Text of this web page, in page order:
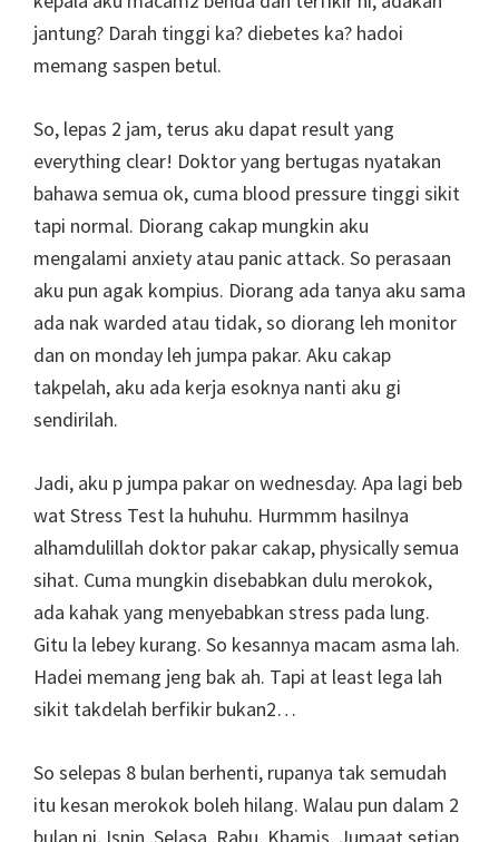
jantung? Darah tinggi ka? diebetes ka? hadoi
memang saspen betul.
So, lepas 2 jam, terus aku dapat result yang
everything clear! Doktor yang bertugas nyatakan
bahawa semua ok, cuma blood pressure tinggi sikit
tapi normal. Diorang cakap mungkin aku
mengalami anxiety atau panic attack. So perasaan
aku pun agak kompius. Diorang ada tanya aku sama
ada nak warded atau tidak, so diorang leh monitor
dan on monday leh jumpa pakar. Aku cakap
takpelah, aku ada kerja esoknya nanti aku gi
sendirilah.
Jadi, aku p jumpa pakar on wednesday. Apa lagi beb
wat Stress Test la huhuhu. Hurmmm hasilnya
alhamdulillah doktor pakar cakap, physically semua
sihat. Cuma mungkin disebabkan dulu merokok,
ada kahak yang menyebabkan stress pada lung.
Gitu la lebey kurang. So kesannya macam asma lah.
Hadei memang jeng bak ah. Tapi at least lega lah
sikit takdelah berfikir bukan2…
So selepas 8 bulan berhenti, rupanya tak semudah
itu kesan merokok boleh hilang. Walau pun dalam 2